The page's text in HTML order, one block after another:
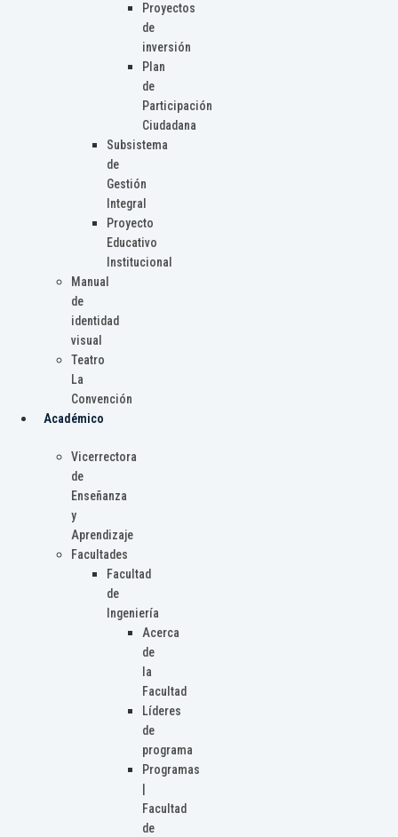
Proyectos
de
inversión
Plan
de
Participación
Ciudadana
Subsistema
de
Gestión
Integral
Proyecto
Educativo
Institucional
Manual
de
identidad
visual
Teatro
La
Convención
Académico
Vicerrectora
de
Enseñanza
y
Aprendizaje
Facultades
Facultad
de
Ingeniería
Acerca
de
la
Facultad
Líderes
de
programa
Programas
Facultad
de